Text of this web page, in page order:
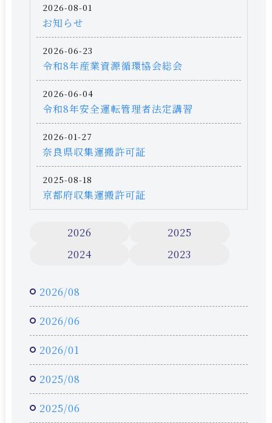
2026-08-01
お知らせ
2026-06-23
令和8年産業資源循環協会総会
2026-06-04
令和8年安全運転管理者法定講習
2026-01-27
奈良県収集運搬許可証
2025-08-18
京都府収集運搬許可証
2026
2025
2024
2023
2026/08
2026/06
2026/01
2025/08
2025/06